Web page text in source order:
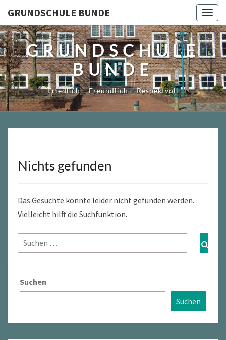
content
GRUNDSCHULE BUNDE
GRUNDSCHULE
BUNDE
Friedlich – Freundlich – Respektvoll
Nichts
Nichts gefunden
Das Gesuchte konnte leider nicht gefunden werden.
Vielleicht hilft die Suchfunktion.
Suchen
nach:
Suchen
Suchen